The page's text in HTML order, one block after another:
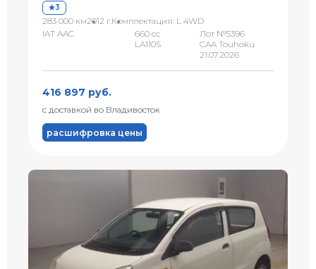
3
283 000 км2012 г.Комплектация: L 4WD
IAT AAC
660 сс
LA110S
Лот №5396
CAA Touhoku
21.07.2026
416 897 руб.
с доставкой во Владивосток
расшифровка цены